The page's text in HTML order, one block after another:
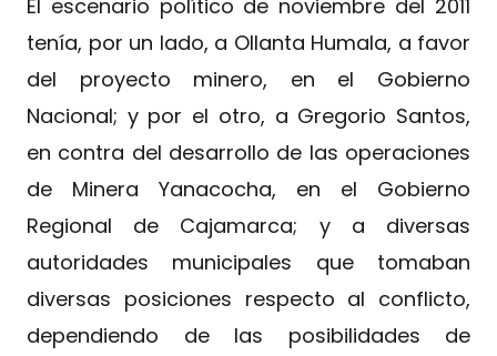
El escenario político de noviembre del 2011
tenía, por un lado, a Ollanta Humala, a favor
del proyecto minero, en el Gobierno
Nacional; y por el otro, a Gregorio Santos,
en contra del desarrollo de las operaciones
de Minera Yanacocha, en el Gobierno
Regional de Cajamarca; y a diversas
autoridades municipales que tomaban
diversas posiciones respecto al conflicto,
dependiendo de las posibilidades de